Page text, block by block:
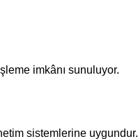
imkânı sunuluyor.
sistemlerine uygundur.